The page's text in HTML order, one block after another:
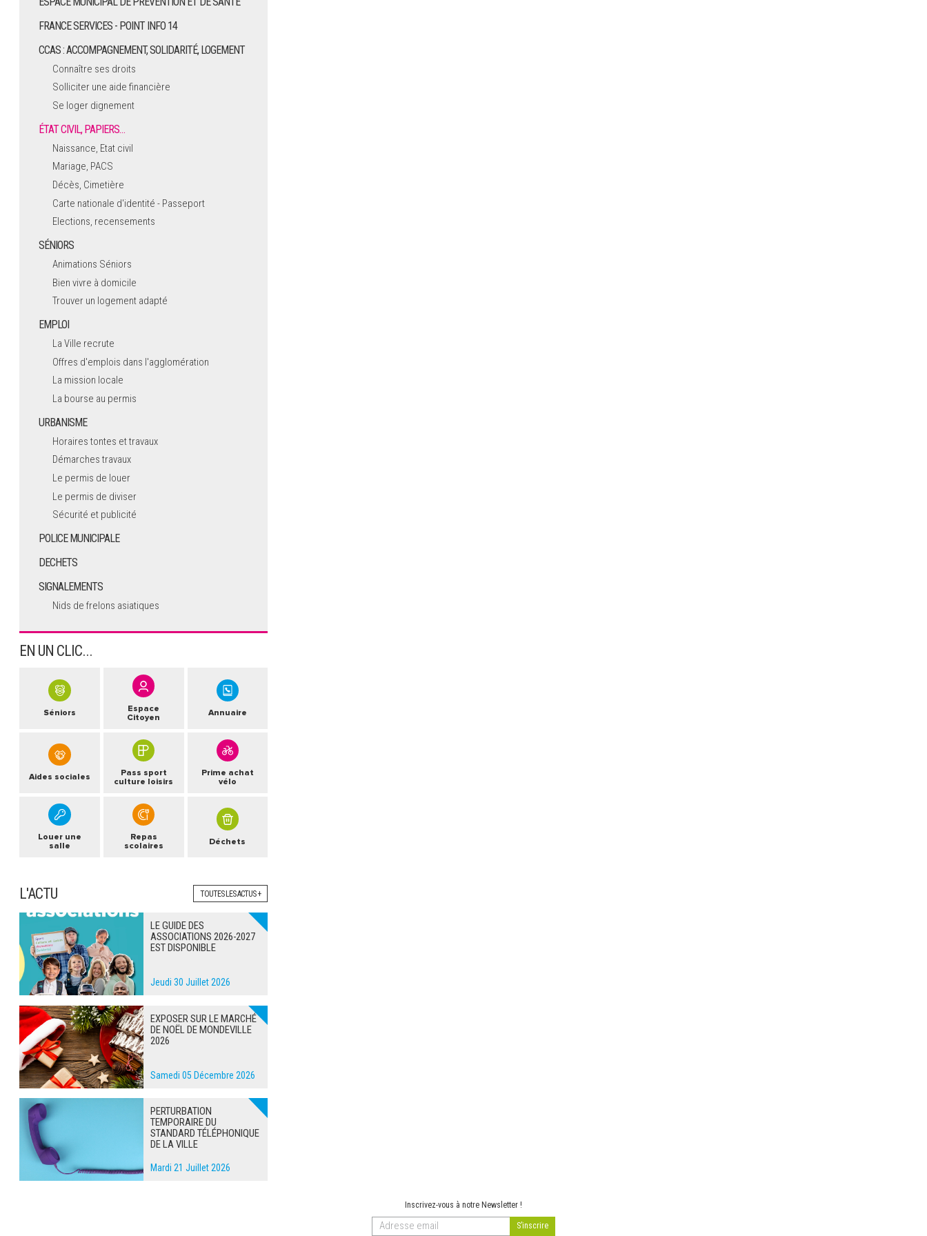
FRANCE SERVICES - POINT INFO 14
CCAS : ACCOMPAGNEMENT, SOLIDARITÉ, LOGEMENT
Connaître ses droits
Solliciter une aide financière
Se loger dignement
ÉTAT CIVIL, PAPIERS…
Naissance, Etat civil
Mariage, PACS
Décès, Cimetière
Carte nationale d'identité - Passeport
Elections, recensements
SÉNIORS
Animations Séniors
Bien vivre à domicile
Trouver un logement adapté
EMPLOI
La Ville recrute
Offres d'emplois dans l'agglomération
La mission locale
La bourse au permis
URBANISME
Horaires tontes et travaux
Démarches travaux
Le permis de louer
Le permis de diviser
Sécurité et publicité
POLICE MUNICIPALE
DECHETS
SIGNALEMENTS
Nids de frelons asiatiques
EN UN CLIC...
Séniors
Espace
Citoyen
Annuaire
Aides sociales
Pass sport
culture loisirs
Prime achat
vélo
Louer une
salle
Repas
scolaires
Déchets
L'ACTU TOUTES LES ACTUS +
LE GUIDE DES
ASSOCIATIONS 2026-2027
EST DISPONIBLE
Jeudi 30 Juillet 2026
EXPOSER SUR LE MARCHÉ
DE NOËL DE MONDEVILLE
2026
Samedi 05 Décembre 2026
PERTURBATION
TEMPORAIRE DU
STANDARD TÉLÉPHONIQUE
DE LA VILLE
Mardi 21 Juillet 2026
Inscrivez-vous à notre Newsletter !